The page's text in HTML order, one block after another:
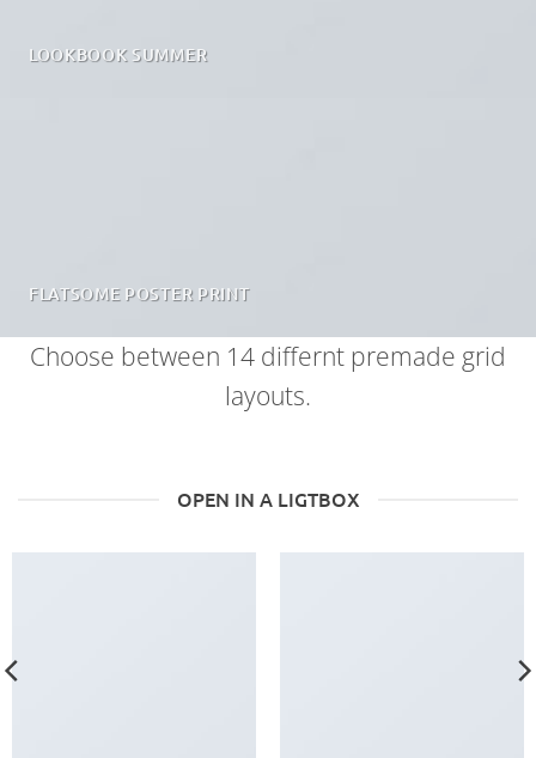
LOOKBOOK SUMMER
FLATSOME POSTER PRINT
Choose between 14 differnt premade grid
layouts.
OPEN IN A LIGTBOX